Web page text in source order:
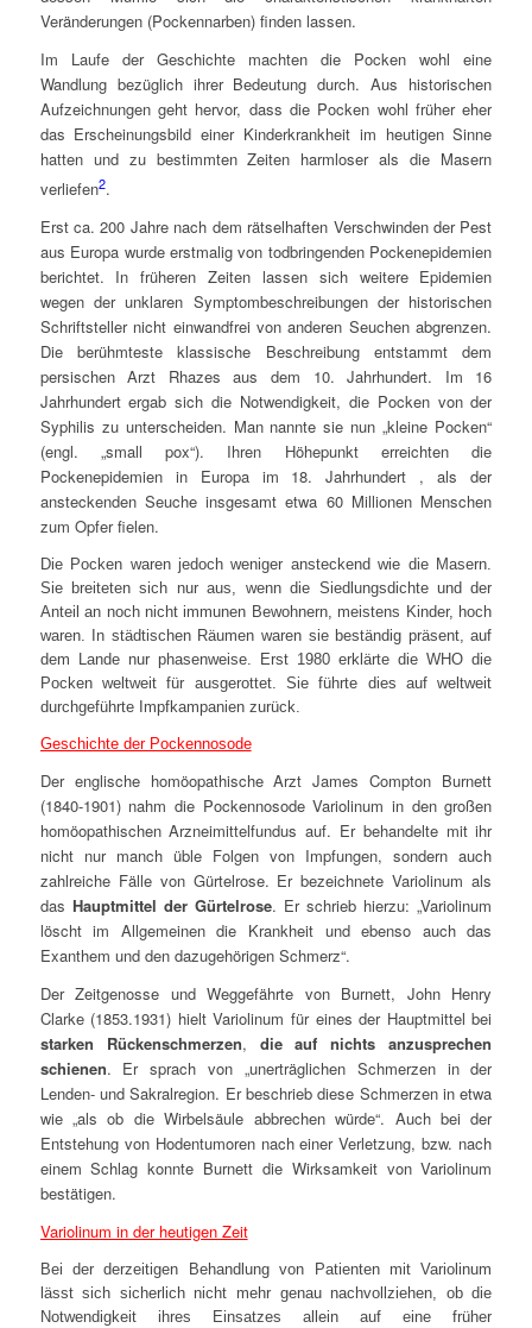
Veränderungen (Pockennarben) finden lassen.
Im Laufe der Geschichte machten die Pocken wohl eine
Wandlung bezüglich ihrer Bedeutung durch. Aus historischen
Aufzeichnungen geht hervor, dass die Pocken wohl früher eher
das Erscheinungsbild einer Kinderkrankheit im heutigen Sinne
hatten und zu bestimmten Zeiten harmloser als die Masern
verliefen2.
Erst ca. 200 Jahre nach dem rätselhaften Verschwinden der Pest
aus Europa wurde erstmalig von todbringenden Pockenepidemien
berichtet. In früheren Zeiten lassen sich weitere Epidemien
wegen der unklaren Symptombeschreibungen der historischen
Schriftsteller nicht einwandfrei von anderen Seuchen abgrenzen.
Die berühmteste klassische Beschreibung entstammt dem
persischen Arzt Rhazes aus dem 10. Jahrhundert. Im 16
Jahrhundert ergab sich die Notwendigkeit, die Pocken von der
Syphilis zu unterscheiden. Man nannte sie nun „kleine Pocken“
(engl. „small pox“). Ihren Höhepunkt erreichten die
Pockenepidemien in Europa im 18. Jahrhundert , als der
ansteckenden Seuche insgesamt etwa 60 Millionen Menschen
zum Opfer fielen.
Die Pocken waren jedoch weniger ansteckend wie die Masern.
Sie breiteten sich nur aus, wenn die Siedlungsdichte und der
Anteil an noch nicht immunen Bewohnern, meistens Kinder, hoch
waren. In städtischen Räumen waren sie beständig präsent, auf
dem Lande nur phasenweise. Erst 1980 erklärte die WHO die
Pocken weltweit für ausgerottet. Sie führte dies auf weltweit
durchgeführte Impfkampanien zurück.
Geschichte der Pockennosode
Der englische homöopathische Arzt James Compton Burnett
(1840-1901) nahm die Pockennosode Variolinum in den großen
homöopathischen Arzneimittelfundus auf. Er behandelte mit ihr
nicht nur manch üble Folgen von Impfungen, sondern auch
zahlreiche Fälle von Gürtelrose. Er bezeichnete Variolinum als
das Hauptmittel der Gürtelrose. Er schrieb hierzu: „Variolinum
löscht im Allgemeinen die Krankheit und ebenso auch das
Exanthem und den dazugehörigen Schmerz“.
Der Zeitgenosse und Weggefährte von Burnett, John Henry
Clarke (1853.1931) hielt Variolinum für eines der Hauptmittel bei
starken Rückenschmerzen, die auf nichts anzusprechen
schienen. Er sprach von „unerträglichen Schmerzen in der
Lenden- und Sakralregion. Er beschrieb diese Schmerzen in etwa
wie „als ob die Wirbelsäule abbrechen würde“. Auch bei der
Entstehung von Hodentumoren nach einer Verletzung, bzw. nach
einem Schlag konnte Burnett die Wirksamkeit von Variolinum
bestätigen.
Variolinum in der heutigen Zeit
Bei der derzeitigen Behandlung von Patienten mit Variolinum
lässt sich sicherlich nicht mehr genau nachvollziehen, ob die
Notwendigkeit ihres Einsatzes allein auf eine früher